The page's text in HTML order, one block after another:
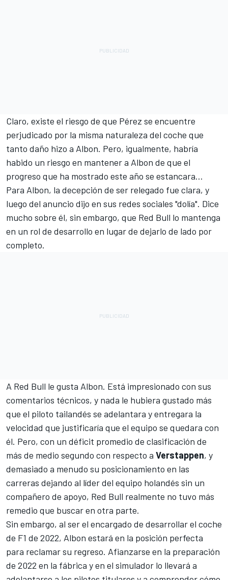
Claro, existe el riesgo de que Pérez se encuentre
perjudicado por la misma naturaleza del coche que
tanto daño hizo a Albon. Pero, igualmente, habría
habido un riesgo en mantener a Albon de que el
progreso que ha mostrado este año se estancara...
Para Albon, la decepción de ser relegado fue clara, y
luego del anuncio dijo en sus redes sociales "dolía". Dice
mucho sobre él, sin embargo, que Red Bull lo mantenga
en un rol de desarrollo en lugar de dejarlo de lado por
completo.
A Red Bull le gusta Albon. Está impresionado con sus
comentarios técnicos, y nada le hubiera gustado más
que el piloto tailandés se adelantara y entregara la
velocidad que justificaría que el equipo se quedara con
él. Pero, con un déficit promedio de clasificación de
más de medio segundo con respecto a Verstappen, y
demasiado a menudo su posicionamiento en las
carreras dejando al líder del equipo holandés sin un
compañero de apoyo, Red Bull realmente no tuvo más
remedio que buscar en otra parte.
Sin embargo, al ser el encargado de desarrollar el coche
de F1 de 2022, Albon estará en la posición perfecta
para reclamar su regreso. Afianzarse en la preparación
de 2022 en la fábrica y en el simulador lo llevará a